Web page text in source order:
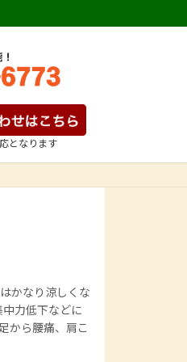
となります
かなり涼しくな
力低下などに
から腰痛、肩こ